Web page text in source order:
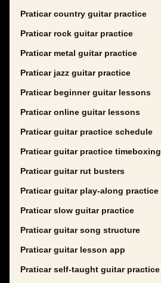
Praticar country guitar practice
Praticar rock guitar practice
Praticar metal guitar practice
Praticar jazz guitar practice
Praticar beginner guitar lessons
Praticar online guitar lessons
Praticar guitar practice schedule
Praticar guitar practice timeboxing
Praticar guitar rut busters
Praticar guitar play-along practice
Praticar slow guitar practice
Praticar guitar song structure
Praticar guitar lesson app
Praticar self-taught guitar practice